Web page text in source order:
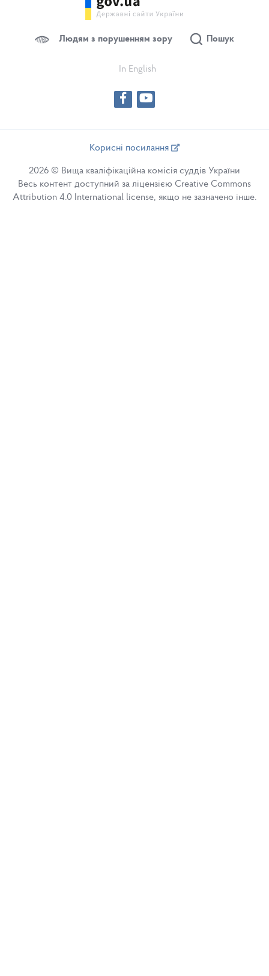
Людям з порушенням зору Пошук
In English
Корисні посилання
2026 © Вища кваліфікаційна комісія суддів України
Весь контент доступний за ліцензією Creative Commons
Attribution 4.0 International license, якщо не зазначено інше.